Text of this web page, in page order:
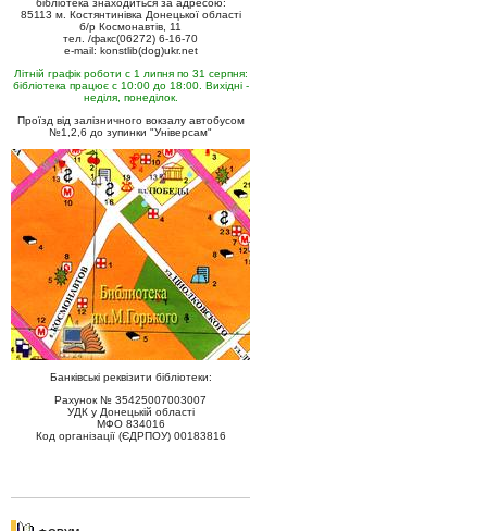
бібліотека знаходиться за адресою:
85113 м. Костянтинівка Донецької області
б/р Космонавтів, 11
тел. /факс(06272) 6-16-70
e-mail: konstlib(dog)ukr.net
Літній графік роботи с 1 липня по 31 серпня:
бібліотека працює с 10:00 до 18:00. Вихідні -
неділя, понеділок.
Проїзд від залізничного вокзалу автобусом
№1,2,6 до зупинки "Універсам"
Банківські реквізити бібліотеки:
Рахунок № 35425007003007
УДК у Донецькій області
МФО 834016
Код організації (ЄДРПОУ) 00183816